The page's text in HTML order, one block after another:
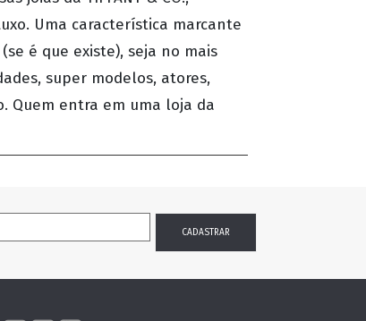
Uma característica marcante
é que existe), seja no mais
super modelos, atores,
Quem entra em uma loja da